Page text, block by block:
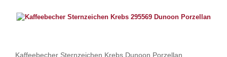
Kaffeebecher Sternzeichen Krebs Dunoon Porzellan